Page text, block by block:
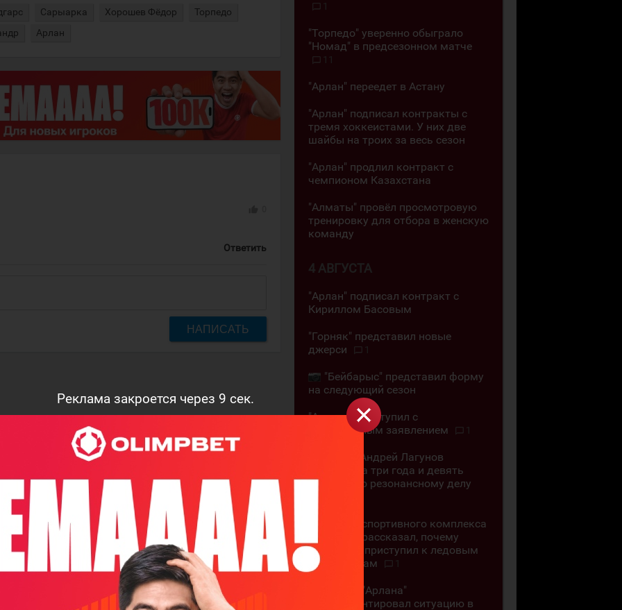
Реклама закроется через 8 сек.
Сарыарка Хорошев Фёдор
Торпедо
Арлан
Ответить
НАПИСАТЬ
1
"Торпедо" уверенно обыграло
"Номад" в предсезонном матче
11
"Арлан" переедет в Астану
"Арлан" подписал контракты с
тремя хоккеистами. У них две
шайбы на троих за весь сезон
"Арлан" продлил контракт с
чемпионом Казахстана
"Алматы" провёл просмотровую
тренировку для отбора в женскую
команду
4 АВГУСТА
"Арлан" подписал контракт с
Кириллом Басовым
"Горняк" представил новые
джерси
1
"Бейбарыс" представил форму
на следующий сезон
"Алматы" выступил с
официальным заявлением
1
Хоккеист Андрей Лагунов
осуждён на три года и девять
месяцев по резонансному делу
Директор спортивного комплекса
"Бурабай" рассказал, почему
"Арлан" не приступил к ледовым
тренировкам
1
Директор "Арлана"
прокомментировал ситуацию в